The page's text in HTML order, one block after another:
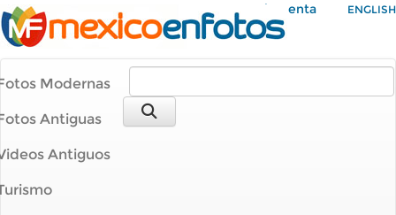
Mi Cuenta ENGLISH
Modernas
Antiguas
Antiguos